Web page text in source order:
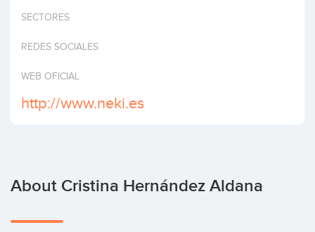
Invest
SECTORES
REDES SOCIALES
WEB OFICIAL
http://www.neki.es
About Cristina Hernández Aldana